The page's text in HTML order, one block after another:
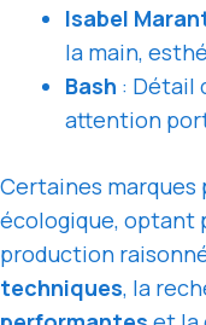
Isabel
la main,
Bash : Détail
attention
Certaines
écologique, optant
production
techniques, la